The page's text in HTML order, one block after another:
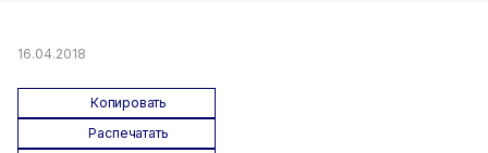
16.04.2018
Копировать
Распечатать